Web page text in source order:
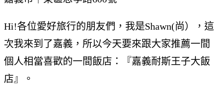
Hi!各位愛好旅行的朋友們，我是Shawn(尚），這
次我來到了嘉義，所以今天要來跟大家推薦一間
個人相當喜歡的一間飯店：『嘉義耐斯王子大飯
店』。